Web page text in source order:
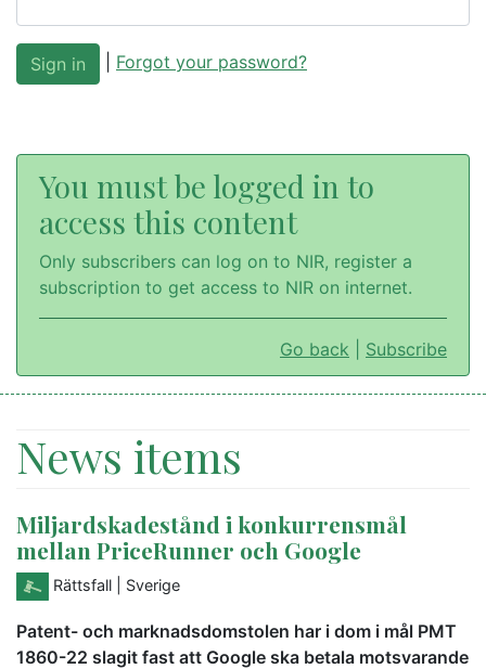
Forgot your password?
You must be logged in to
access this content
Only subscribers can log on to NIR, register a
subscription to get access to NIR on internet.
Go back Subscribe
News items
Miljardskadestånd i konkurrensmål
mellan PriceRunner och Google
Rättsfall | Sverige
Patent- och marknadsdomstolen har i dom i mål PMT
1860-22 slagit fast att Google ska betala motsvarande